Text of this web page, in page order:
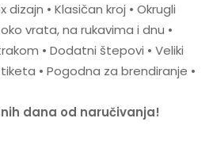
dizajn • Klasičan kroj • Okrugli
vrata, na rukavima i dnu •
• Dodatni štepovi • Veliki
• Pogodna za brendiranje •
dana od naručivanja!